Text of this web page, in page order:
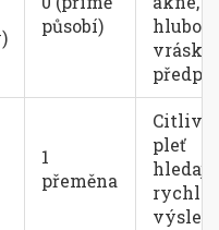
působí)
vrásky
1
přeměna
pleť
rychlý